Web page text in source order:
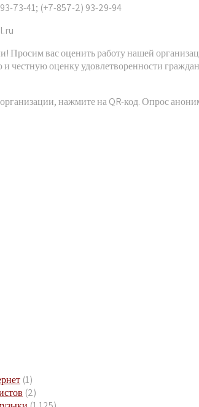
73-41; (+7-857-2) 93-29-94
Просим вас оценить работу нашей
честную оценку удовлетворенности
нажмите на QR-код. Опрос
(1)
(2)